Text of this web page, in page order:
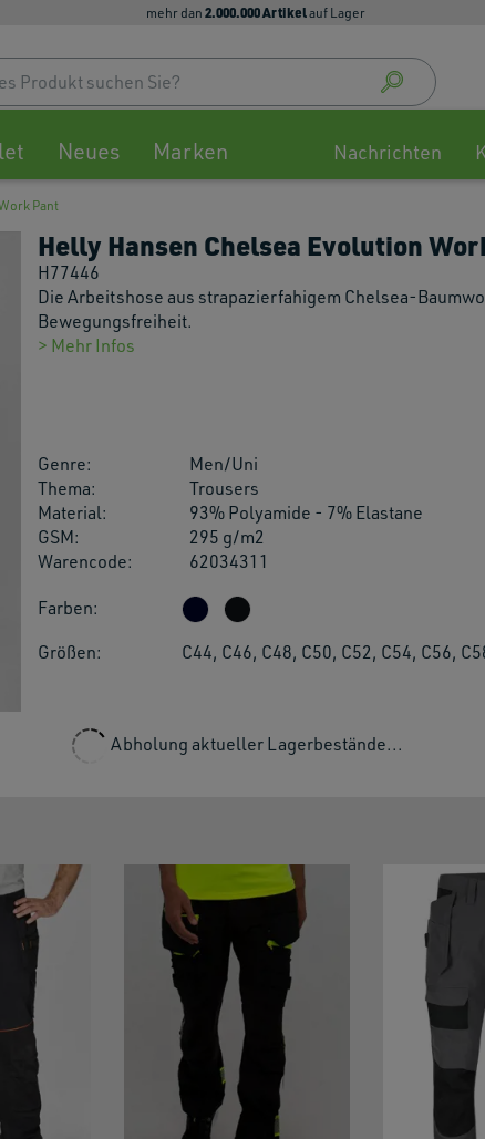
mehr dan 2.000.000 Artikelauf Lager
up
to
enter
Neues Marken Nachrichten
Pant
Helly Hansen Chelsea Evolution
H77446
Die Arbeitshose aus strapazierfahigem Chelsea-
Bewegungsfreiheit.
> Mehr Infos
Genre:
Men/Uni
Thema:
Trousers
Material:
93% Polyamide - 7% Elastane
GSM:
295 g/m2
Warencode:
62034311
Farben:
Größen:
C44, C46, C48, C50, C52, C54, C56,
Abholung aktueller Lagerbestände...